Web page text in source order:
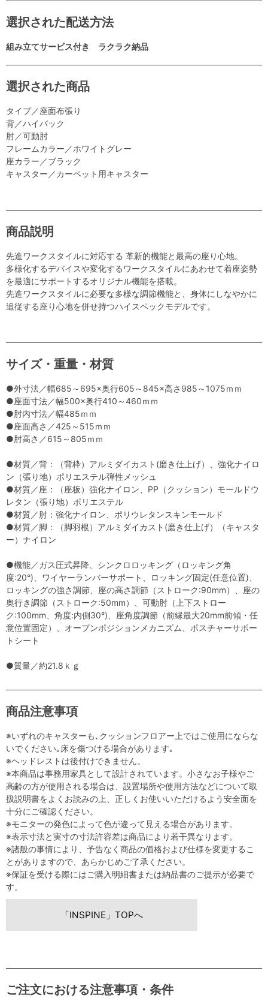
選択された配送方法
組み立てサービス付き ラクラク納品
選択された商品
タイプ／座面布張り
背／ハイバック
肘／可動肘
フレームカラー／ホワイトグレー
座カラー／ブラック
キャスター／カーペット用キャスター
商品説明
先進ワークスタイルに対応する 革新的機能と最高の座り心地。
多様化するデバイスや変化するワークスタイルにあわせて着座姿勢
を最適にサポートするオリジナル機能を搭載。
先進ワークスタイルに必要な多様な調節機能と、身体にしなやかに
追従する座り心地を併せ持つハイスペックモデルです。
サイズ・重量・材質
●外寸法／幅685～695×奥行605～845×高さ985～1075ｍｍ
●座面寸法／幅500×奥行410～460ｍｍ
●肘内寸法／幅485ｍｍ
●座面高さ／425～515ｍｍ
●肘高さ／615～805ｍｍ
●材質／背：（背枠）アルミダイカスト(磨き仕上げ）、強化ナイロ
ン（張り地）ポリエステル弾性メッシュ
●材質／座：（座板）強化ナイロン、PP（クッション）モールドウ
レタン（張り地）ポリエステル
●材質／肘：強化ナイロン、ポリウレタンスキンモールド
●材質／脚：（脚羽根）アルミダイカスト(磨き仕上げ）（キャスタ
ー）ナイロン
●機能／ガス圧式昇降、シンクロロッキング（ロッキング角
度:20°)、ワイヤーランバーサポート、ロッキング固定(任意位置)、
ロッキングの強さ調節、座の高さ調節（ストローク:90mm）、座の
奥行き調節（ストローク:50mm）、可動肘（上下ストロー
ク:100mm、角度:内側30°)、座角度調節（前縁最大20mm前傾・任
意位置固定）、オープンポジションメカニズム、ポスチャーサポー
トシート
●質量／約21.8ｋｇ
商品注意事項
※いずれのキャスターも､クッションフロアー上ではご使用にならな
いでください｡床を傷つける場合があります｡
※ヘッドレストは後付けできません。
※本商品は事務用家具として設計されています。小さなお子様やご
高齢の方が使用される場合は、設置場所や使用方法などについて取
扱説明書をよくお読みの上、正しくお使いいただけるよう安全面を
十分にご確認ください。
※モニターの発色によって色が違って見える場合があります。
※表示寸法と実寸の寸法許容差は商品により若干異なります。
※諸般の事情により、予告なく商品の価格および仕様を変更するこ
とがありますので、あらかじめご了承ください。
※保証を受ける際にはご購入明細書または納品書のご提示が必要で
す。
「INSPINE」TOPへ
ご注文における注意事項・条件